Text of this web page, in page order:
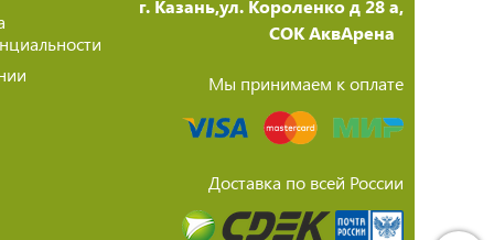
г. Казань,ул. Короленко д 28 а,
СОК АквАрена
Мы принимаем к оплате
Доставка по всей России